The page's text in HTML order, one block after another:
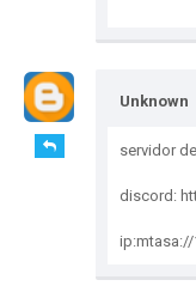
Unknown
servidor
discord:
ip:mtasa://